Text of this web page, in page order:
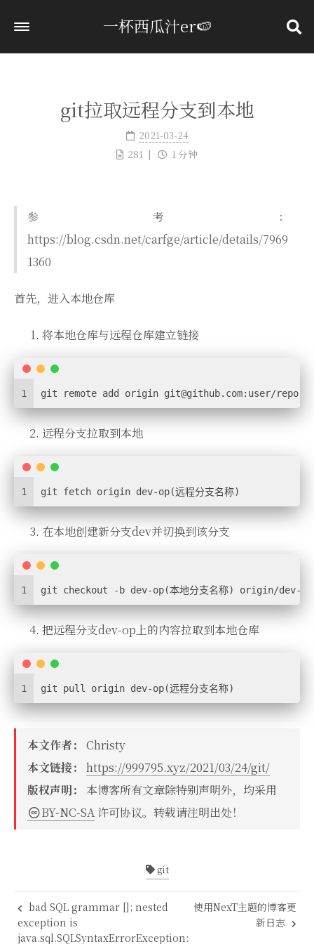
一杯西瓜汁er🍉
git拉取远程分支到本地
2021-03-24
281
1 分钟
参考：
https://blog.csdn.net/carfge/article/details/7969
1360
首先，进入本地仓库
将本地仓库与远程仓库建立链接
1 git remote add origin git@github.com:user/
远程分支拉取到本地
1 git fetch origin dev-op(远程分支名称)
在本地创建新分支dev并切换到该分支
1 git checkout -b dev-op(本地分支名称) origin/dev-op(
把远程分支dev-op上的内容拉取到本地仓库
1 git pull origin dev-op(远程分支名称)
本文作者： Christy
本文链接：
https://999795.xyz/2021/03/24/git/
版权声明： 本博客所有文章除特别声明外，均采用
BY-NC-SA许可协议。转载请注明出处！
git
bad SQL grammar []; nested
exception is
java.sql.SQLSyntaxErrorException:
使用NexT主题的博客更
新日志